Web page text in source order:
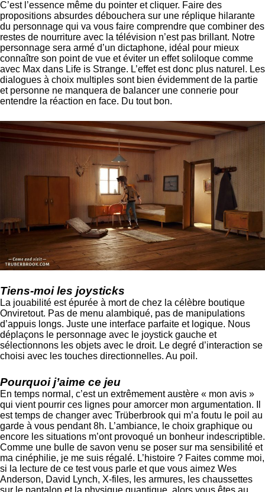
C’est l’essence même du pointer et cliquer. Faire des
propositions absurdes débouchera sur une réplique hilarante
du personnage qui va vous faire comprendre que combiner des
restes de nourriture avec la télévision n’est pas brillant. Notre
personnage sera armé d’un dictaphone, idéal pour mieux
connaître son point de vue et éviter un effet soliloque comme
avec Max dans Life is Strange. L’effet est donc plus naturel. Les
dialogues à choix multiples sont bien évidemment de la partie
et personne ne manquera de balancer une connerie pour
entendre la réaction en face. Du tout bon.
Tiens-moi les joysticks
La jouabilité est épurée à mort de chez la célèbre boutique
Onviretout. Pas de menu alambiqué, pas de manipulations
d’appuis longs. Juste une interface parfaite et logique. Nous
déplaçons le personnage avec le joystick gauche et
sélectionnons les objets avec le droit. Le degré d’interaction se
choisi avec les touches directionnelles. Au poil.
Pourquoi j’aime ce jeu
En temps normal, c’est un extrêmement austère « mon avis »
qui vient pourrir ces lignes pour amorcer mon argumentation. Il
est temps de changer avec Trüberbrook qui m’a foutu le poil au
garde à vous pendant 8h. L’ambiance, le choix graphique ou
encore les situations m’ont provoqué un bonheur indescriptible.
Comme une bulle de savon venu se poser sur ma sensibilité et
ma cinéphilie, je me suis régalé. L’histoire ? Faites comme moi,
si la lecture de ce test vous parle et que vous aimez Wes
Anderson, David Lynch, X-files, les armures, les chaussettes
sur le pantalon et la physique quantique, alors vous êtes au